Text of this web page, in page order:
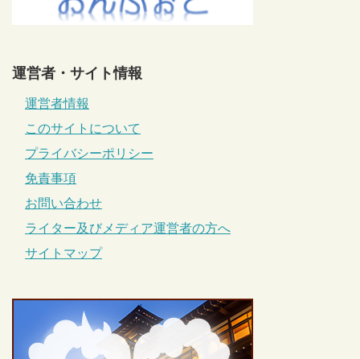
運営者・サイト情報
運営者情報
このサイトについて
プライバシーポリシー
免責事項
お問い合わせ
ライター及びメディア運営者の方へ
サイトマップ